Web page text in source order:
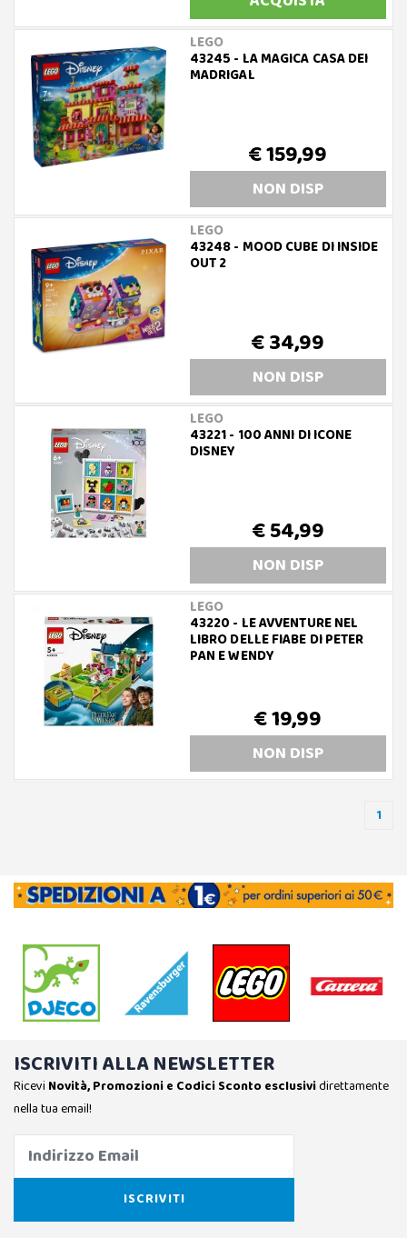
LEGO
43245 - LA MAGICA CASA DEI
MADRIGAL
€ 159,99
NON DISP
LEGO
43248 - MOOD CUBE DI INSIDE
OUT 2
€ 34,99
NON DISP
LEGO
43221 - 100 ANNI DI ICONE
DISNEY
€ 54,99
NON DISP
LEGO
43220 - LE AVVENTURE NEL
LIBRO DELLE FIABE DI PETER
PAN E WENDY
€ 19,99
NON DISP
1
ISCRIVITI ALLA NEWSLETTER
Ricevi Novità, Promozioni e Codici Sconto esclusividirettamente
nella tua email!